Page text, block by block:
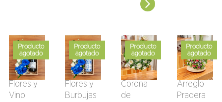
Flores y
Vino
Producto
agotado
Flores y
Burbujas
Producto
agotado
Corona
de
Producto
agotado
Arreglo
Pradera
Producto
agotado